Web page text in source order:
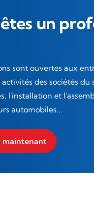
un
sont ouvertes aux
des sociétés
l'installation et
automobiles...
maintenant